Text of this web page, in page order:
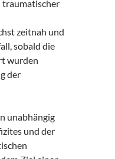
traumatischer
zeitnah und
sobald die
wurden
der
unabhängig
und der